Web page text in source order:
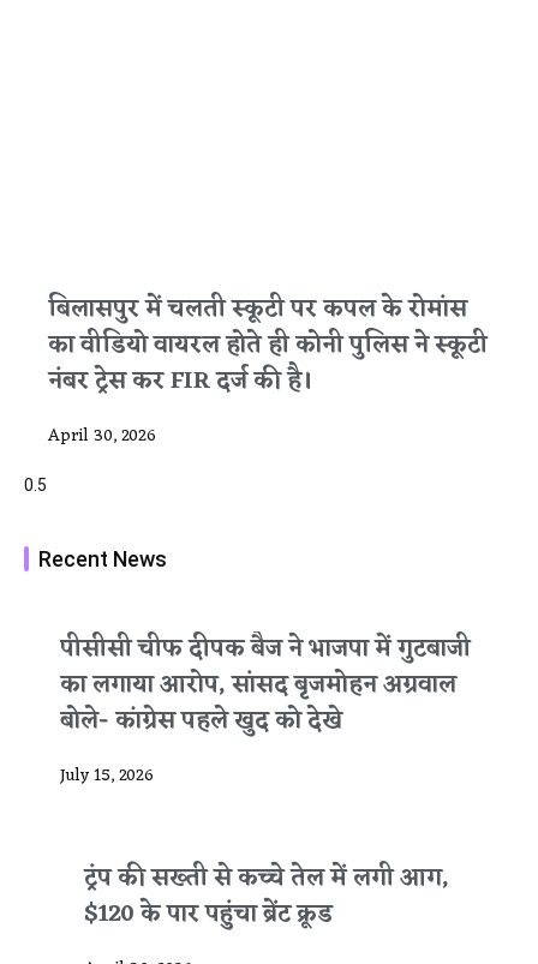
बिलासपुर में चलती स्कूटी पर कपल के रोमांस
का वीडियो वायरल होते ही कोनी पुलिस ने स्कूटी
नंबर ट्रेस कर FIR दर्ज की है।
April 30, 2026
Recent News
पीसीसी चीफ दीपक बैज ने भाजपा में गुटबाजी
का लगाया आरोप, सांसद बृजमोहन अग्रवाल
बोले- कांग्रेस पहले खुद को देखे
July 15, 2026
ट्रंप की सख्ती से कच्चे तेल में लगी आग,
$120 के पार पहुंचा ब्रेंट क्रूड